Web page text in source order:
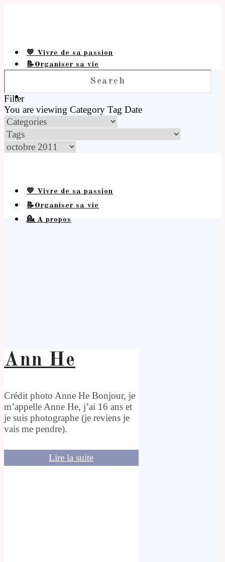
💛 Vivre de sa passion
📝Organiser sa vie
Filter
You are viewing Category Tag Date
💛 Vivre de sa passion
📝Organiser sa vie
💁 A propos
Ann He
Crédit photo Anne He Bonjour, je
m’appelle Anne He, j’ai 16 ans et
je suis photographe (je reviens je
vais me pendre).
Lire la suite